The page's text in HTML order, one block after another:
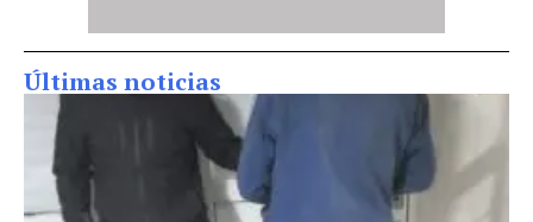
Últimas noticias